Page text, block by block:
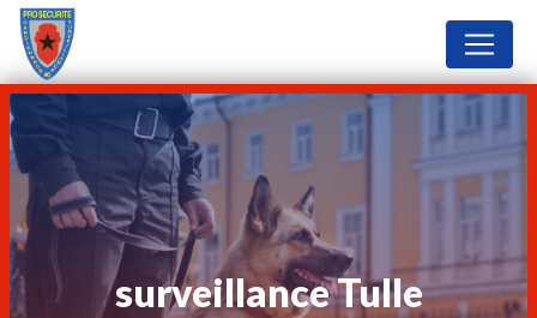
surveillance Tulle
Panneau de gestion des cookies